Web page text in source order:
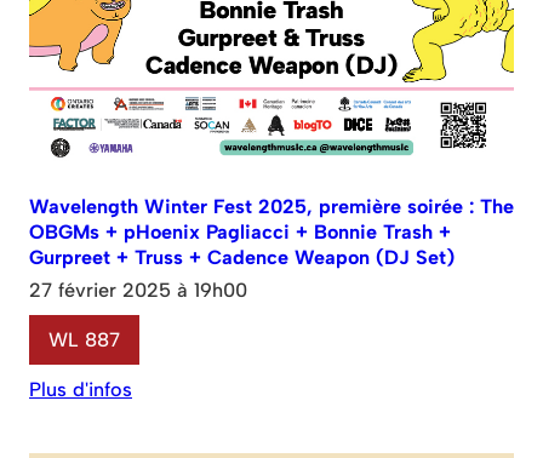
Wavelength Winter Fest 2025, première soirée : The
OBGMs + pHoenix Pagliacci + Bonnie Trash +
Gurpreet + Truss + Cadence Weapon (DJ Set)
27 février 2025 à 19h00
WL 887
Plus d'infos